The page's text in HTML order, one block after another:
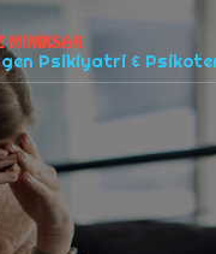
MİNİKSAR
Psikiyatri &